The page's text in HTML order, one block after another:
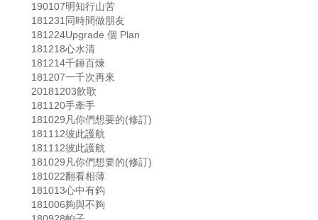
190107明知行山苦
181231同時間做朋友
181224Upgrade 個 Plan
181218心水清
181214千錘百煉
181207一千次再來
20181203飲歌
181120手牽手
181029凡你們想要的(修訂)
181112彼此護航
181112彼此護航
181029凡你們想要的(修訂)
181022翻看相薄
181013心中有鈎
181006夠與不夠